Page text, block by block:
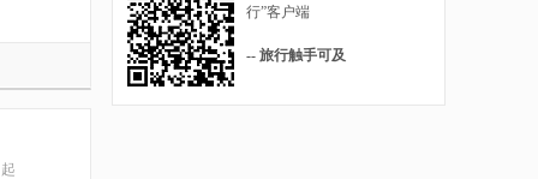
起
行”客户端
-- 旅行触手可及